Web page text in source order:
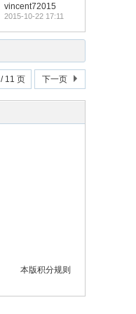
vincent72015
2015-10-22 17:11
/ 11 页 下一页
本版积分规则